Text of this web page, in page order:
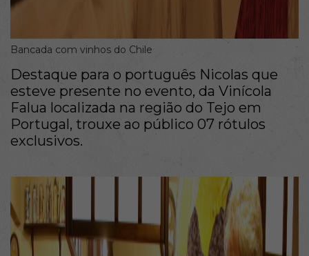
Bancada com vinhos do Chile
Destaque para o português Nicolas que
esteve presente no evento, da Vinícola
Falua localizada na região do Tejo em
Portugal, trouxe ao público 07 rótulos
exclusivos.